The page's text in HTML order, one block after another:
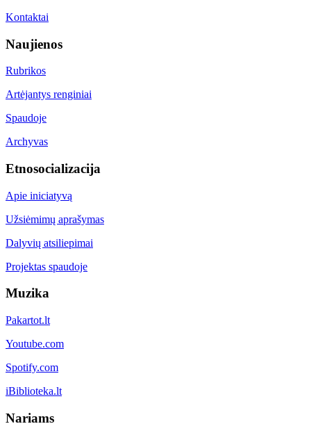
Kontaktai
Naujienos
Rubrikos
Artėjantys renginiai
Spaudoje
Archyvas
Etnosocializacija
Apie iniciatyvą
Užsiėmimų aprašymas
Dalyvių atsiliepimai
Projektas spaudoje
Muzika
Pakartot.lt
Youtube.com
Spotify.com
iBiblioteka.lt
Nariams